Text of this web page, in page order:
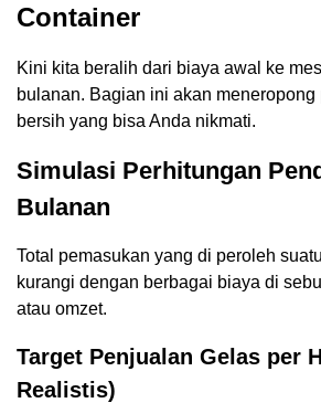
Container
Kini kita beralih dari biaya awal ke
bulanan. Bagian ini akan
bersih yang bisa Anda nikmati.
Simulasi Perhitungan
Bulanan
Total pemasukan yang di peroleh
kurangi dengan berbagai biaya di
atau omzet.
Target Penjualan Gelas per
Realistis)